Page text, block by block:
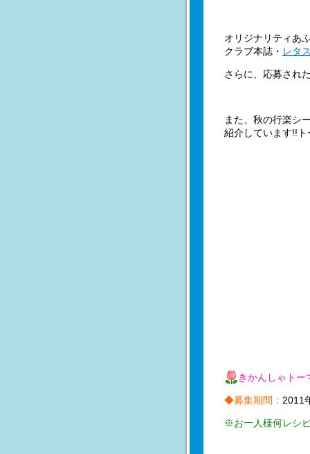
オリジナリティあ
クラブ本誌・ レタ
さらに、応募され
また、秋の行楽シ
紹介しています!!
きかんしゃト
◆募集期間： 2011
※お一人様何レシ